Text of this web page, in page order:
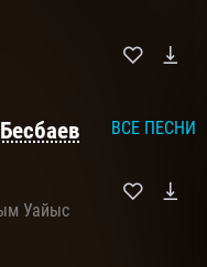
ВСЕ ПЕСНИ
Уайыс